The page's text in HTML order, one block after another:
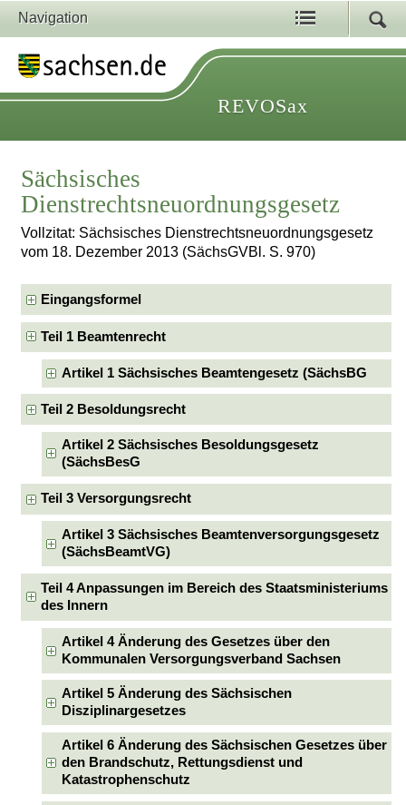
Navigation
REVOSax
Sächsisches
Dienstrechtsneuordnungsgesetz
Vollzitat: Sächsisches Dienstrechtsneuordnungsgesetz
vom 18. Dezember 2013 (SächsGVBl. S. 970)
Eingangsformel
Teil 1 Beamtenrecht
Artikel 1 Sächsisches Beamtengesetz (SächsBG
Teil 2 Besoldungsrecht
Artikel 2 Sächsisches Besoldungsgesetz
(SächsBesG
Teil 3 Versorgungsrecht
Artikel 3 Sächsisches Beamtenversorgungsgesetz
(SächsBeamtVG)
Teil 4 Anpassungen im Bereich des Staatsministeriums
des Innern
Artikel 4 Änderung des Gesetzes über den
Kommunalen Versorgungsverband Sachsen
Artikel 5 Änderung des Sächsischen
Disziplinargesetzes
Artikel 6 Änderung des Sächsischen Gesetzes über
den Brandschutz, Rettungsdienst und
Katastrophenschutz